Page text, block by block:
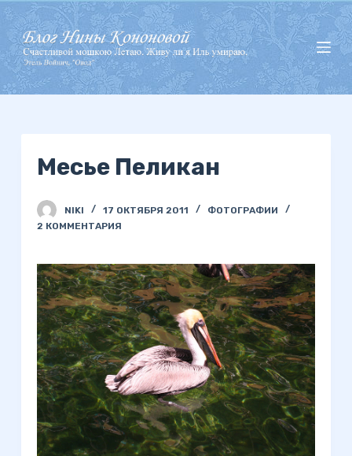
П
е
р
е
й
Месье Пеликан
NIKI 17 ОКТЯБРЯ 2011
ФОТОГРАФИИ
2 КОММЕНТАРИЯ